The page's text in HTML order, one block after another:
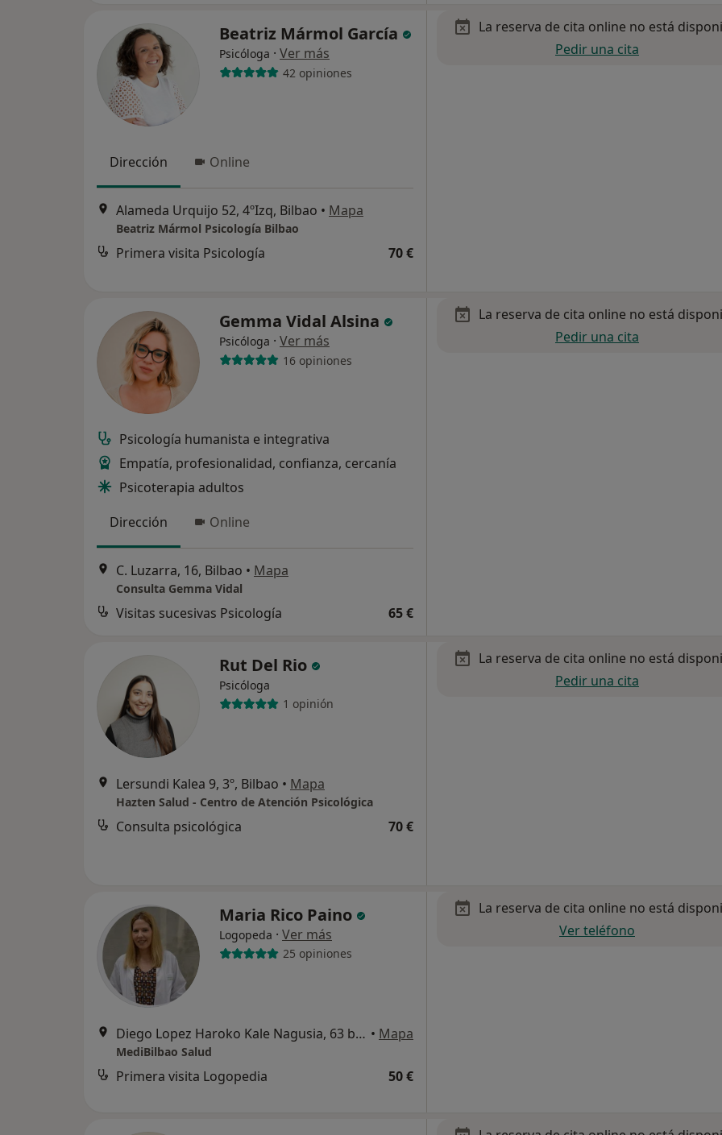
Beatriz Mármol García
Psicóloga · Ver más
42 opiniones
Dirección Online
Alameda Urquijo 52, 4ºIzq, Bilbao • Mapa
Beatriz Mármol Psicología Bilbao
Primera visita Psicología 70 €
La reserva de cita online no está
Pedir una cita
Gemma Vidal Alsina
Psicóloga · Ver más
16 opiniones
Psicología humanista e integrativa
Empatía, profesionalidad, confianza, cercanía
Psicoterapia adultos
Dirección
Online
C. Luzarra, 16, Bilbao • Mapa
Consulta Gemma Vidal
Visitas sucesivas Psicología 65 €
La reserva de cita online no está
Pedir una cita
Rut Del Rio
Psicóloga
1 opinión
Lersundi Kalea 9, 3º, Bilbao • Mapa
Hazten Salud - Centro de Atención Psicológica
Consulta psicológica 70 €
La reserva de cita online no está
Pedir una cita
Maria Rico Paino
Logopeda · Ver más
25 opiniones
Diego Lopez Haroko Kale Nagusia, 63 bis, Bilbao • Mapa
MediBilbao Salud
Primera visita Logopedia 50 €
La reserva de cita online no está
Ver teléfono